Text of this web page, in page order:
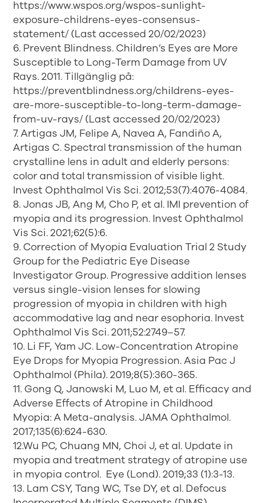
https://www.wspos.org/wspos-sunlight-
exposure-childrens-eyes-consensus-
statement/ (Last accessed 20/02/2023)
6. Prevent Blindness. Children’s Eyes are More
Susceptible to Long-Term Damage from UV
Rays. 2011. Tillgänglig på:
https://preventblindness.org/childrens-eyes-
are-more-susceptible-to-long-term-damage-
from-uv-rays/ (Last accessed 20/02/2023)
7. Artigas JM, Felipe A, Navea A, Fandiño A,
Artigas C. Spectral transmission of the human
crystalline lens in adult and elderly persons:
color and total transmission of visible light.
Invest Ophthalmol Vis Sci. 2012;53(7):4076-4084.
8. Jonas JB, Ang M, Cho P, et al. IMI prevention of
myopia and its progression. Invest Ophthalmol
Vis Sci. 2021;62(5):6.
9. Correction of Myopia Evaluation Trial 2 Study
Group for the Pediatric Eye Disease
Investigator Group. Progressive addition lenses
versus single-vision lenses for slowing
progression of myopia in children with high
accommodative lag and near esophoria. Invest
Ophthalmol Vis Sci. 2011;52:2749–57.
10. Li FF, Yam JC. Low-Concentration Atropine
Eye Drops for Myopia Progression. Asia Pac J
Ophthalmol (Phila). 2019;8(5):360-365.
11. Gong Q, Janowski M, Luo M, et al. Efficacy and
Adverse Effects of Atropine in Childhood
Myopia: A Meta-analysis. JAMA Ophthalmol.
2017;135(6):624-630.
12.Wu PC, Chuang MN, Choi J, et al. Update in
myopia and treatment strategy of atropine use
in myopia control. Eye (Lond). 2019;33 (1):3-13.
13. Lam CSY, Tang WC, Tse DY, et al. Defocus